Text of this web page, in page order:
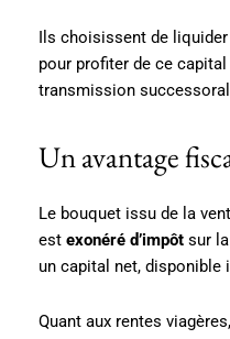
Ils choisissent de
pour profiter de ce
transmission
Un avantage
Le bouquet issu de la
est exonéré d’impôt sur
un capital net, disponible
Quant aux rentes